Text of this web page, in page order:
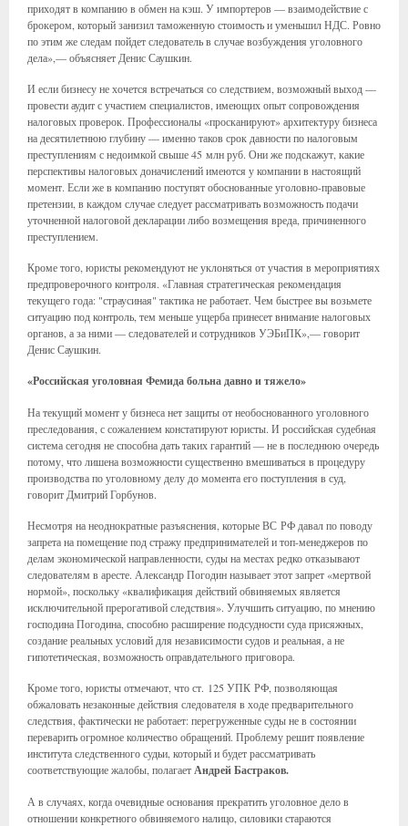
приходят в компанию в обмен на кэш. У импортеров — взаимодействие с
брокером, который занизил таможенную стоимость и уменьшил НДС. Ровно
по этим же следам пойдет следователь в случае возбуждения уголовного
дела»,— объясняет Денис Саушкин.
И если бизнесу не хочется встречаться со следствием, возможный выход —
провести аудит с участием специалистов, имеющих опыт сопровождения
налоговых проверок. Профессионалы «просканируют» архитектуру бизнеса
на десятилетнюю глубину — именно таков срок давности по налоговым
преступлениям с недоимкой свыше 45 млн руб. Они же подскажут, какие
перспективы налоговых доначислений имеются у компании в настоящий
момент. Если же в компанию поступят обоснованные уголовно-правовые
претензии, в каждом случае следует рассматривать возможность подачи
уточненной налоговой декларации либо возмещения вреда, причиненного
преступлением.
Кроме того, юристы рекомендуют не уклоняться от участия в мероприятиях
предпроверочного контроля. «Главная стратегическая рекомендация
текущего года: "страусиная" тактика не работает. Чем быстрее вы возьмете
ситуацию под контроль, тем меньше ущерба принесет внимание налоговых
органов, а за ними — следователей и сотрудников УЭБиПК»,— говорит
Денис Саушкин.
«Российская уголовная Фемида больна давно и тяжело»
На текущий момент у бизнеса нет защиты от необоснованного уголовного
преследования, с сожалением констатируют юристы. И российская судебная
система сегодня не способна дать таких гарантий — не в последнюю очередь
потому, что лишена возможности существенно вмешиваться в процедуру
производства по уголовному делу до момента его поступления в суд,
говорит Дмитрий Горбунов.
Несмотря на неоднократные разъяснения, которые ВС РФ давал по поводу
запрета на помещение под стражу предпринимателей и топ-менеджеров по
делам экономической направленности, суды на местах редко отказывают
следователям в аресте. Александр Погодин называет этот запрет «мертвой
нормой», поскольку «квалификация действий обвиняемых является
исключительной прерогативой следствия». Улучшить ситуацию, по мнению
господина Погодина, способно расширение подсудности суда присяжных,
создание реальных условий для независимости судов и реальная, а не
гипотетическая, возможность оправдательного приговора.
Кроме того, юристы отмечают, что ст. 125 УПК РФ, позволяющая
обжаловать незаконные действия следователя в ходе предварительного
следствия, фактически не работает: перегруженные суды не в состоянии
переварить огромное количество обращений. Проблему решит появление
института следственного судьи, который и будет рассматривать
соответствующие жалобы, полагаетАндрей Бастраков.
А в случаях, когда очевидные основания прекратить уголовное дело в
отношении конкретного обвиняемого налицо, силовики стараются